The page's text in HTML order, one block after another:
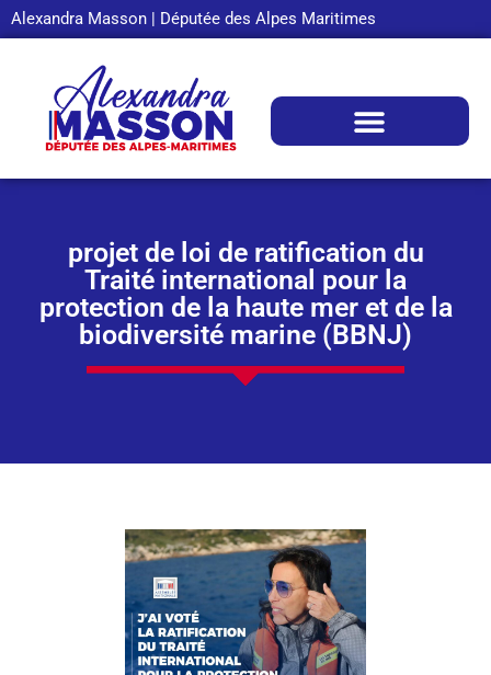
Alexandra Masson | Députée des Alpes Maritimes
projet de loi de ratification du
Traité international pour la
protection de la haute mer et de la
biodiversité marine (BBNJ)